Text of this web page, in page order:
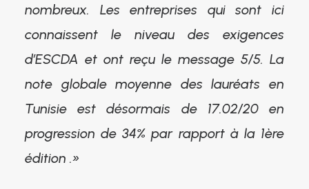
nombreux. Les entreprises qui sont ici
connaissent le niveau des exigences
d’ESCDA et ont reçu le message 5/5. La
note globale moyenne des lauréats en
Tunisie est désormais de 17.02/20 en
progression de 34% par rapport à la 1ère
édition .»